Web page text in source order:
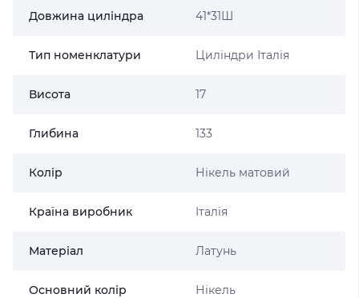
Довжина циліндра 41*31Ш
Тип номенклатури Циліндри Італія
Висота 17
Глибина 133
Колір Нікель матовий
Країна виробник Італія
Матеріал Латунь
Основний колір Нікель